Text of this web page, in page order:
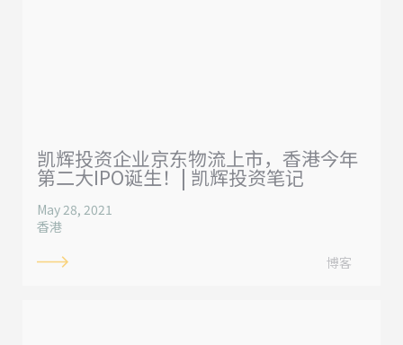
凯辉投资企业京东物流上市，香港今年
第二大IPO诞生！| 凯辉投资笔记
May 28, 2021
香港
博客